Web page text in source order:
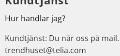
Hur handlar jag?
Kundtjänst: Du når oss på
trendhuset@telia.com